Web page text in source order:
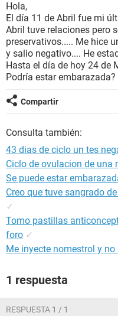
BIENESTAR
SEXUALIDAD
GLOSARIO
Hola,
El día 11 de Abril fue mi
Abril tuve relaciones pero
preservativos..... Me hice
y salio negativo.... He
Hasta el día de hoy 24 de
Podría estar embarazada?
Compartir
Consulta también:
43 dias de ciclo un tes
Ciclo de ovulacion de una
Se puede estar
Creo que tuve sangrado
✓
Tomo pastillas
foro ✓
Me inyecte nomestrol y
1 respuesta
RESPUESTA 1 / 1